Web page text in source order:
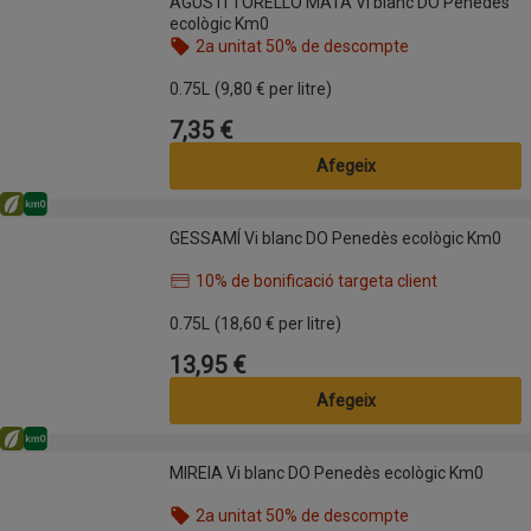
ecològic Km0
2a unitat 50% de descompte
0.75L
(9,80 € per litre)
Preu
7,35 €
Afegeix
GESSAMÍ Vi blanc DO Penedès ecològic Km0
Eco
Km0
GESSAMÍ Vi blanc DO Penedès ecològic Km0
10% de bonificació targeta client
0.75L
(18,60 € per litre)
Preu
13,95 €
Afegeix
MIREIA Vi blanc DO Penedès ecològic Km0
Eco
Km0
MIREIA Vi blanc DO Penedès ecològic Km0
2a unitat 50% de descompte